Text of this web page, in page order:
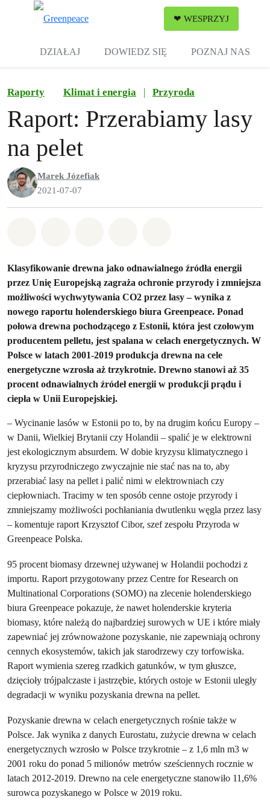
❤ WESPRZYJ
DZIAŁAJ DOWIEDZ SIĘ POZNAJ NAS
Raporty Klimat i energia | Przyroda
Raport: Przerabiamy lasy
na pelet
Marek Józefiak
2021-07-07
Klasyfikowanie drewna jako odnawialnego źródła energii
przez Unię Europejską zagraża ochronie przyrody i zmniejsza
możliwości wychwytywania CO2 przez lasy – wynika z
nowego raportu holenderskiego biura Greenpeace. Ponad
połowa drewna pochodzącego z Estonii, która jest czołowym
producentem pelletu, jest spalana w celach energetycznych. W
Polsce w latach 2001-2019 produkcja drewna na cele
energetyczne wzrosła aż trzykrotnie. Drewno stanowi aż 35
procent odnawialnych źródeł energii w produkcji prądu i
ciepła w Unii Europejskiej.
– Wycinanie lasów w Estonii po to, by na drugim końcu Europy –
w Danii, Wielkiej Brytanii czy Holandii – spalić je w elektrowni
jest ekologicznym absurdem. W dobie kryzysu klimatycznego i
kryzysu przyrodniczego zwyczajnie nie stać nas na to, aby
przerabiać lasy na pellet i palić nimi w elektrowniach czy
ciepłowniach. Tracimy w ten sposób cenne ostoje przyrody i
zmniejszamy możliwości pochłaniania dwutlenku węgla przez lasy
– komentuje raport Krzysztof Cibor, szef zespołu Przyroda w
Greenpeace Polska.
95 procent biomasy drzewnej używanej w Holandii pochodzi z
importu. Raport przygotowany przez Centre for Research on
Multinational Corporations (SOMO) na zlecenie holenderskiego
biura Greenpeace pokazuje, że nawet holenderskie kryteria
biomasy, które należą do najbardziej surowych w UE i które miały
zapewniać jej zrównoważone pozyskanie, nie zapewniają ochrony
cennych ekosystemów, takich jak starodrzewy czy torfowiska.
Raport wymienia szereg rzadkich gatunków, w tym głuszce,
dzięcioły trójpalczaste i jastrzębie, których ostoje w Estonii uległy
degradacji w wyniku pozyskania drewna na pellet.
Pozyskanie drewna w celach energetycznych rośnie także w
Polsce. Jak wynika z danych Eurostatu, zużycie drewna w celach
energetycznych wzrosło w Polsce trzykrotnie – z 1,6 mln m3 w
2001 roku do ponad 5 milionów metrów sześciennych rocznie w
latach 2012-2019. Drewno na cele energetyczne stanowiło 11,6%
surowca pozyskanego w Polsce w 2019 roku.